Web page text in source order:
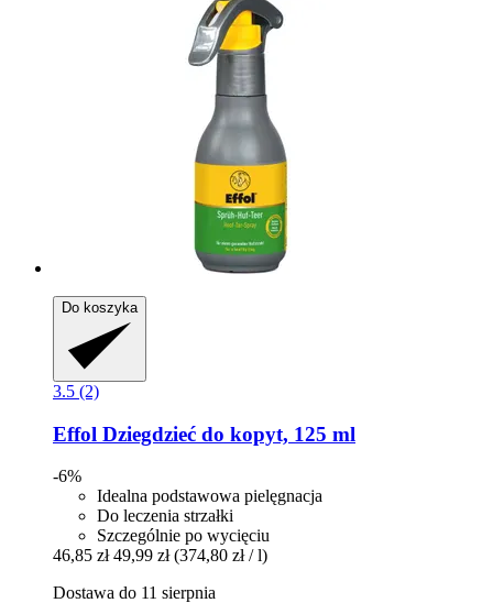
Do koszyka
3.5 (2)
Effol Dziegdzieć do kopyt, 125 ml
-6%
Idealna podstawowa pielęgnacja
Do leczenia strzałki
Szczególnie po wycięciu
46,85 zł 49,99 zł (374,80 zł / l)
Dostawa do 11 sierpnia